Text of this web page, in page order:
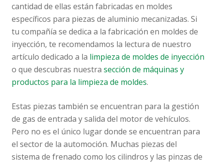
cantidad de ellas están fabricadas en moldes
específicos para piezas de aluminio mecanizadas. Si
tu compañía se dedica a la fabricación en moldes de
inyección, te recomendamos la lectura de nuestro
artículo dedicado a la limpieza de moldes de inyección
o que descubras nuestra sección de máquinas y
productos para la limpieza de moldes.
Estas piezas también se encuentran para la gestión
de gas de entrada y salida del motor de vehículos.
Pero no es el único lugar donde se encuentran para
el sector de la automoción. Muchas piezas del
sistema de frenado como los cilindros y las pinzas de